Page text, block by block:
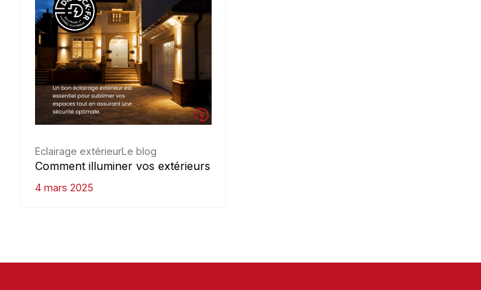
Eclairage extérieurLe blog
Comment illuminer vos extérieurs
4 mars 2025